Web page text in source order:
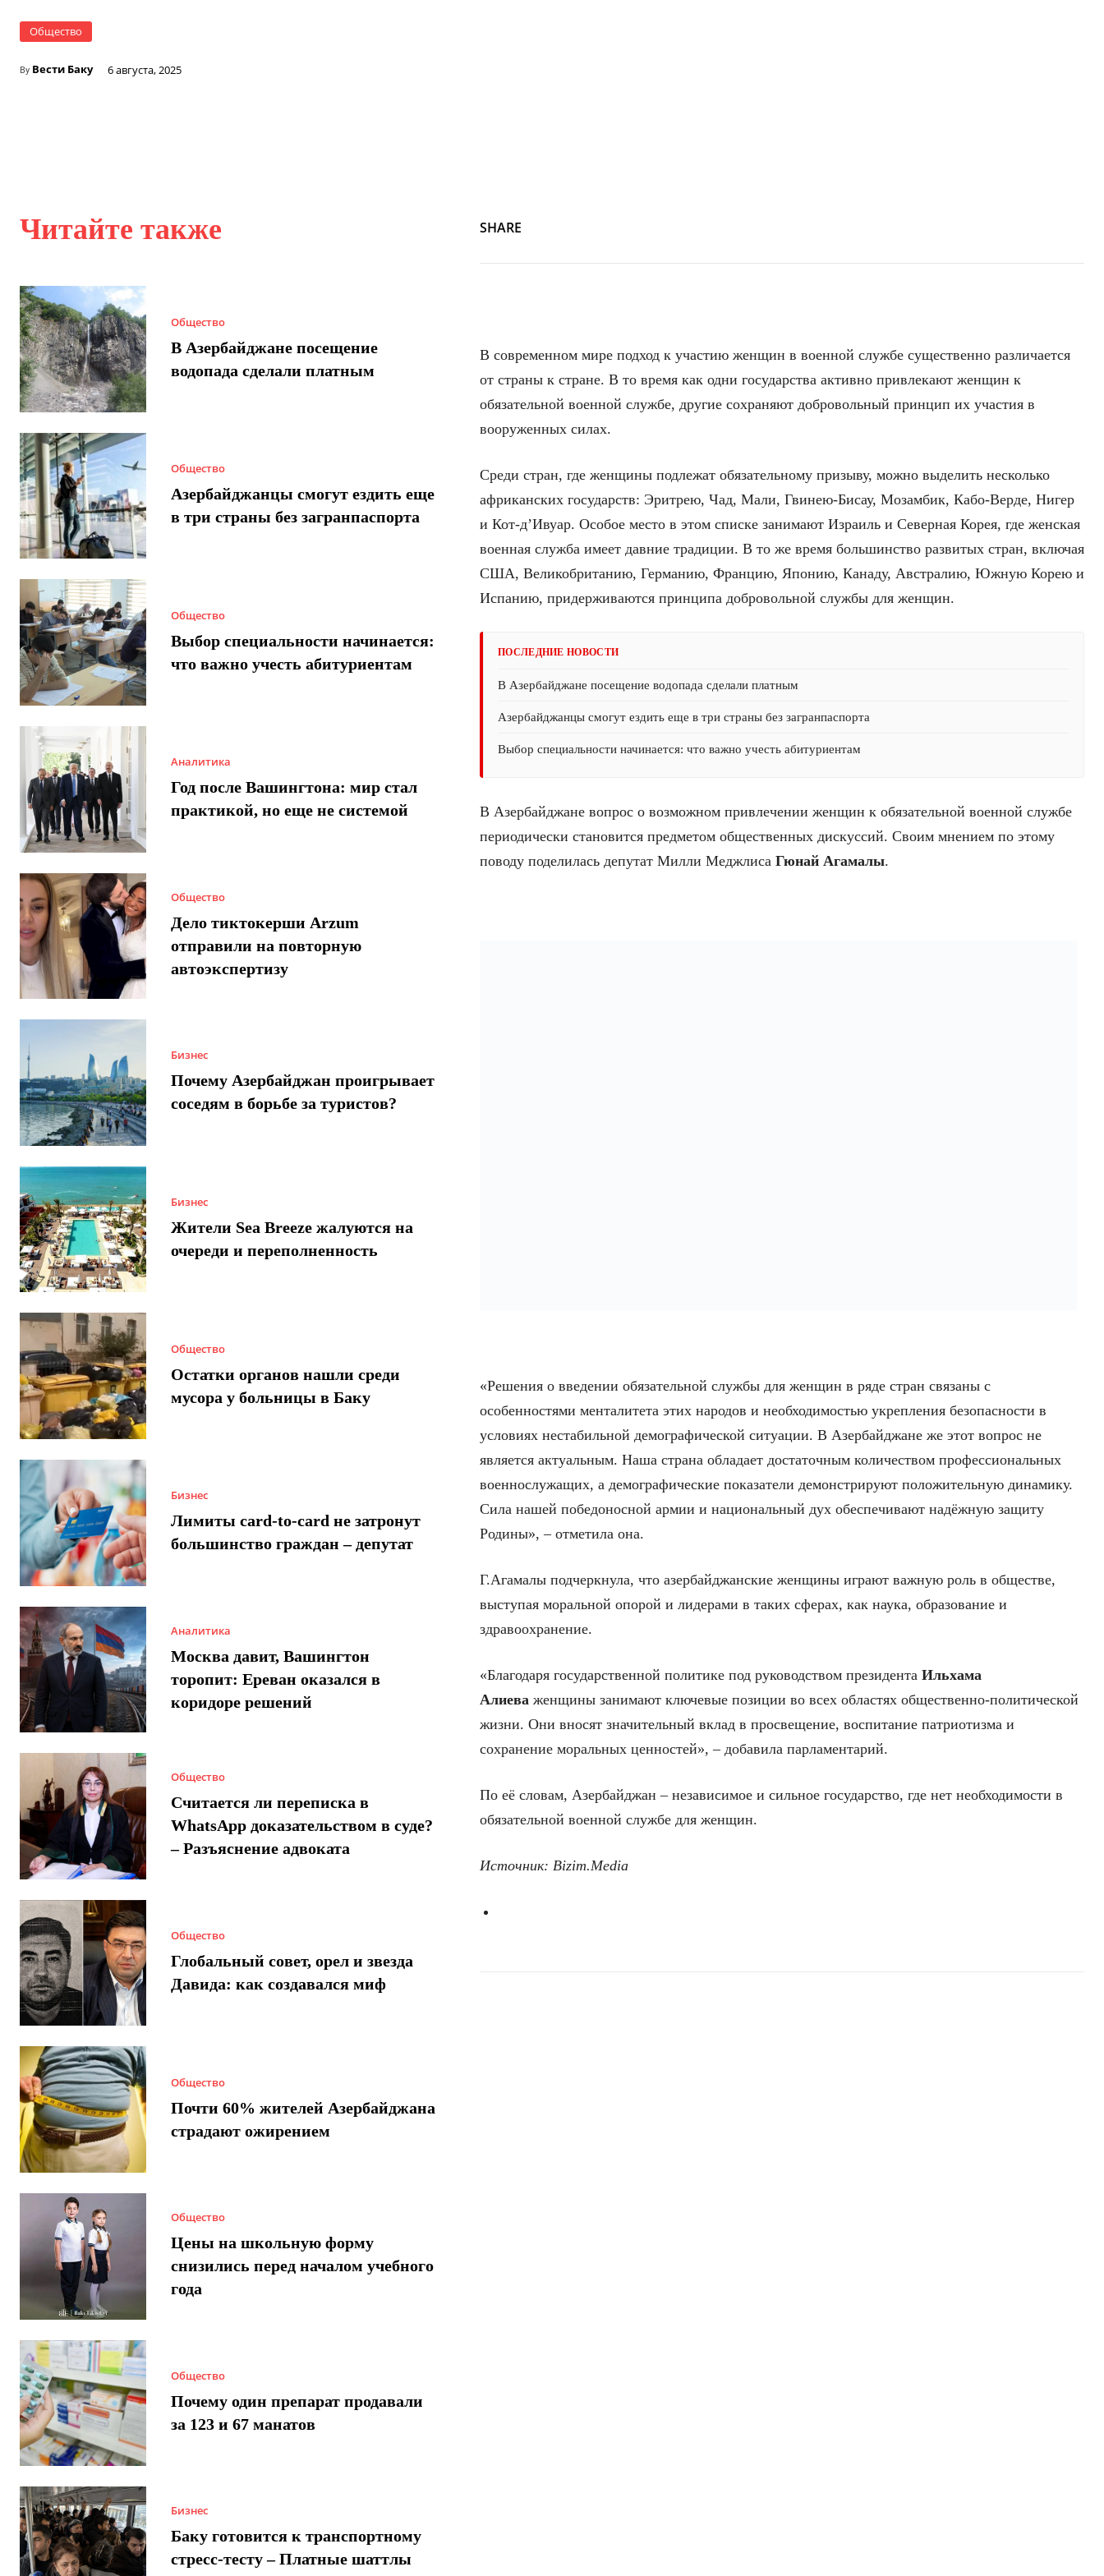
Общество
By Вести Баку 6 августа, 2025
Читайте также
Общество
В Азербайджане посещение
водопада сделали платным
Общество
Азербайджанцы смогут ездить еще
в три страны без загранпаспорта
Общество
Выбор специальности начинается:
что важно учесть абитуриентам
Аналитика
Год после Вашингтона: мир стал
практикой, но еще не системой
Общество
Дело тиктокерши Arzum
отправили на повторную
автоэкспертизу
Бизнес
Почему Азербайджан проигрывает
соседям в борьбе за туристов?
Бизнес
Жители Sea Breeze жалуются на
очереди и переполненность
Общество
Остатки органов нашли среди
мусора у больницы в Баку
Бизнес
Лимиты card-to-card не затронут
большинство граждан – депутат
Аналитика
Москва давит, Вашингтон
торопит: Ереван оказался в
коридоре решений
Общество
Считается ли переписка в
WhatsApp доказательством в суде?
– Разъяснение адвоката
Общество
Глобальный совет, орел и звезда
Давида: как создавался миф
Общество
Почти 60% жителей Азербайджана
страдают ожирением
Общество
Цены на школьную форму
снизились перед началом учебного
года
Общество
Почему один препарат продавали
за 123 и 67 манатов
Бизнес
Баку готовится к транспортному
стресс-тесту – Платные шаттлы
SHARE
В современном мире подход к участию женщин в военной службе существенно различается
от страны к стране. В то время как одни государства активно привлекают женщин к
обязательной военной службе, другие сохраняют добровольный принцип их участия в
вооруженных силах.
Среди стран, где женщины подлежат обязательному призыву, можно выделить несколько
африканских государств: Эритрею, Чад, Мали, Гвинею-Бисау, Мозамбик, Кабо-Верде, Нигер
и Кот-д’Ивуар. Особое место в этом списке занимают Израиль и Северная Корея, где женская
военная служба имеет давние традиции. В то же время большинство развитых стран, включая
США, Великобританию, Германию, Францию, Японию, Канаду, Австралию, Южную Корею и
Испанию, придерживаются принципа добровольной службы для женщин.
ПОСЛЕДНИЕ НОВОСТИ
В Азербайджане посещение водопада сделали платным
Азербайджанцы смогут ездить еще в три страны без загранпаспорта
Выбор специальности начинается: что важно учесть абитуриентам
В Азербайджане вопрос о возможном привлечении женщин к обязательной военной службе
периодически становится предметом общественных дискуссий. Своим мнением по этому
поводу поделилась депутат Милли Меджлиса Гюнай Агамалы.
«Решения о введении обязательной службы для женщин в ряде стран связаны с
особенностями менталитета этих народов и необходимостью укрепления безопасности в
условиях нестабильной демографической ситуации. В Азербайджане же этот вопрос не
является актуальным. Наша страна обладает достаточным количеством профессиональных
военнослужащих, а демографические показатели демонстрируют положительную динамику.
Сила нашей победоносной армии и национальный дух обеспечивают надёжную защиту
Родины», – отметила она.
Г.Агамалы подчеркнула, что азербайджанские женщины играют важную роль в обществе,
выступая моральной опорой и лидерами в таких сферах, как наука, образование и
здравоохранение.
«Благодаря государственной политике под руководством президента Ильхама
Алиева женщины занимают ключевые позиции во всех областях общественно-политической
жизни. Они вносят значительный вклад в просвещение, воспитание патриотизма и
сохранение моральных ценностей», – добавила парламентарий.
По её словам, Азербайджан – независимое и сильное государство, где нет необходимости в
обязательной военной службе для женщин.
Источник: Bizim.Media